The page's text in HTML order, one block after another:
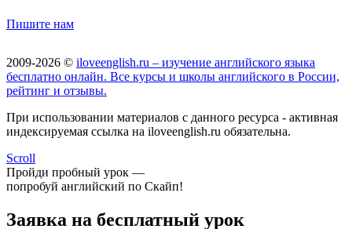
Пишите нам
2009-2026 © iloveenglish.ru – изучение английского языка
бесплатно онлайн. Все курсы и школы английского в России,
рейтинг и отзывы.
При использовании материалов с данного ресурса - активная
индексируемая ссылка на iloveenglish.ru обязательна.
Scroll
Пройди пробный урок —
попробуй английский по Скайп!
Заявка на бесплатный урок